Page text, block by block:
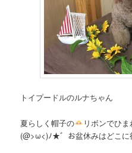
トイプードルのルナちゃん
夏らしく帽子の
リボンでひ
(@>ω<)ﾉ★゛お盆休みはどこに